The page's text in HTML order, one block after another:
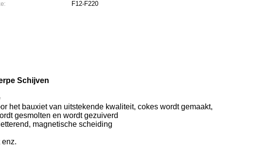
F12-F220
Schijven
het bauxiet van uitstekende kwaliteit, cokes wordt gemaakt,
gesmolten en wordt gezuiverd
magnetische scheiding